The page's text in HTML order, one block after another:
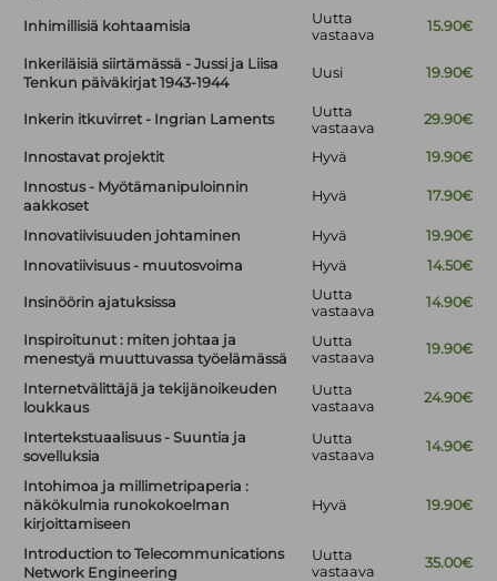
Inhimillisiä kohtaamisia
Uutta
vastaava
15.90€
Inkeriläisiä siirtämässä - Jussi ja Liisa
Tenkun päiväkirjat 1943-1944
Uusi 19.90€
Inkerin itkuvirret - Ingrian Laments
Uutta
vastaava
29.90€
Innostavat projektit Hyvä
19.90€
Innostus - Myötämanipuloinnin
aakkoset
Hyvä 17.90€
Innovatiivisuuden johtaminen Hyvä
19.90€
Innovatiivisuus - muutosvoima
Hyvä 14.50€
Insinöörin ajatuksissa
Uutta
vastaava
14.90€
Inspiroitunut : miten johtaa ja
menestyä muuttuvassa työelämässä
Uutta
vastaava
19.90€
Internetvälittäjä ja tekijänoikeuden
loukkaus
Uutta
vastaava
24.90€
Intertekstuaalisuus - Suuntia ja
sovelluksia
Uutta
vastaava
14.90€
Intohimoa ja millimetripaperia :
näkökulmia runokokoelman
kirjoittamiseen
Hyvä 19.90€
Introduction to Telecommunications
Network Engineering
Uutta
vastaava
35.00€